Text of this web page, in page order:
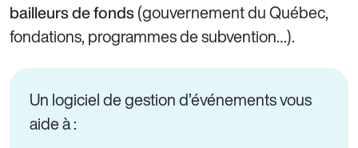
bailleurs de fonds (gouvernement du Québec,
fondations, programmes de subvention…).
Un logiciel de gestion d’événements vous
aide à :